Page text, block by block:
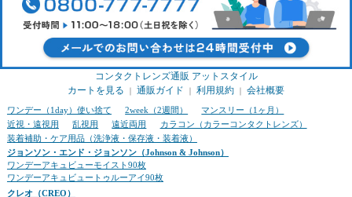
コンタクトレンズ通販 アットスタイル
カートを見る ｜ 通販ガイド ｜ 利用規約 ｜ 会社概要
ワンデー（1day）使い捨て 2week（2週間）
マンスリー（1ヶ月）
近視・遠視用
乱視用 遠近両用
カラコン（カラーコンタクトレンズ）
装着補助・ケア用品（洗浄液・保存液・装着液）
ジョンソン・エンド・ジョンソン（Johnson & Johnson）
ワンデーアキュビューモイスト90枚
ワンデーアキュビュートゥルーアイ90枚
クレオ（CREO）